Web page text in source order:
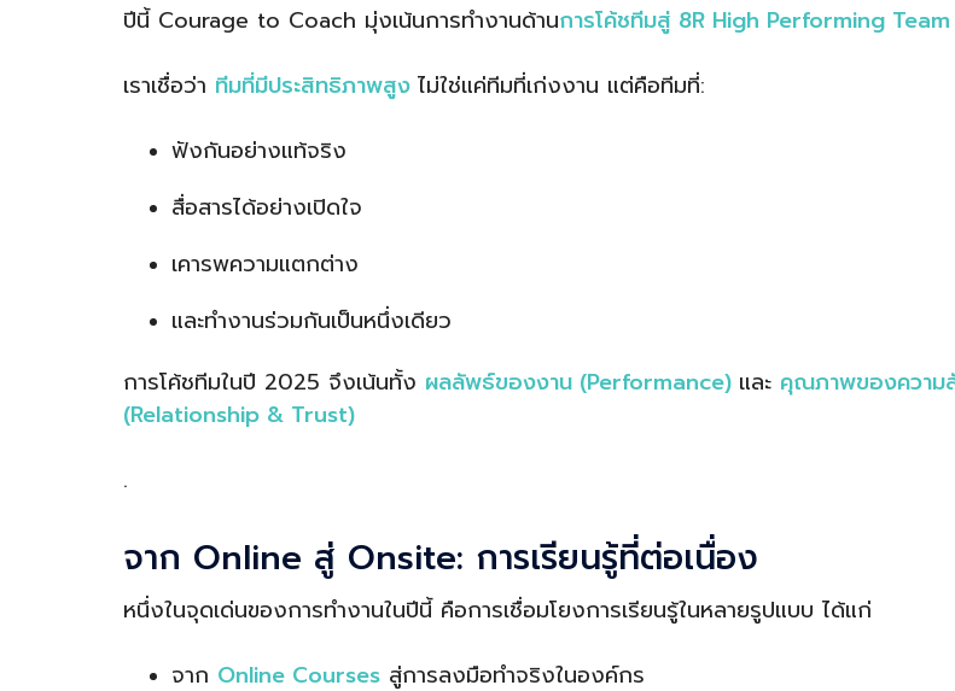
ปีนี้ Courage to Coach มุ่งเน้นการทำงานด้านการโค้ชทีมสู่ 8R High Performing Team
เราเชื่อว่า ทีมที่มีประสิทธิภาพสูง ไม่ใช่แค่ทีมที่เก่งงาน แต่คือทีมที่:
ฟังกันอย่างแท้จริง
สื่อสารได้อย่างเปิดใจ
เคารพความแตกต่าง
และทำงานร่วมกันเป็นหนึ่งเดียว
การโค้ชทีมในปี 2025 จึงเน้นทั้ง ผลลัพธ์ของงาน (Performance) และ คุณภาพของความ
(Relationship & Trust)
.
จาก Online สู่ Onsite: การเรียนรู้ที่ต่อเนื่อง
หนึ่งในจุดเด่นของการทำงานในปีนี้ คือการเชื่อมโยงการเรียนรู้ในหลายรูปแบบ ได้แก่
จาก Online Courses สู่การลงมือทำจริงในองค์กร